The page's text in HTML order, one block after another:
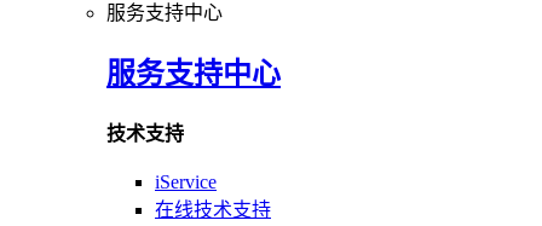
服务支持中心
服务支持中心
技术支持
iService
在线技术支持